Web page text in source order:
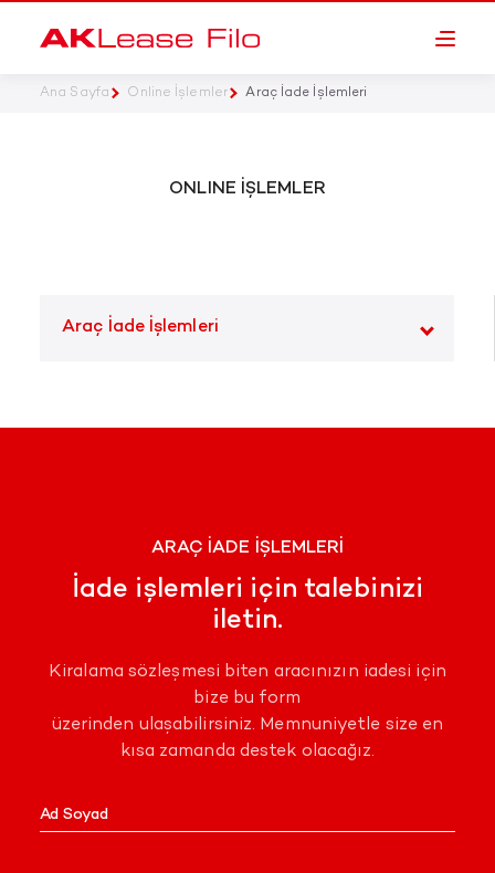
Ana Sayfa Online İşlemler Araç İade İşlemleri
ONLINE İŞLEMLER
Araç İade İşlemleri
ARAÇ İADE İŞLEMLERİ
İade işlemleri için talebinizi
iletin.
Kiralama sözleşmesi biten aracınızın iadesi için
bize bu form
üzerinden ulaşabilirsiniz. Memnuniyetle size en
kısa zamanda destek olacağız.